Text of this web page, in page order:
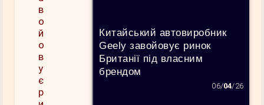
Китайський автовиробник
Geely завойовує ринок
Британії під власним
брендом
06/04/26